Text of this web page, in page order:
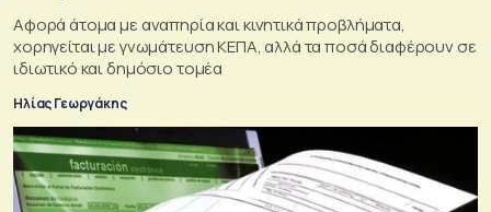
Αφορά άτομα με αναπηρία και κινητικά προβλήματα,
χορηγείται με γνωμάτευση ΚΕΠΑ, αλλά τα ποσά διαφέρουν σε
ιδιωτικό και δημόσιο τομέα
Ηλίας Γεωργάκης